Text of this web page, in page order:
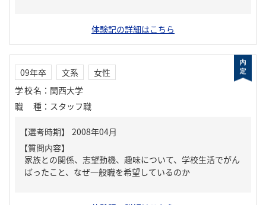
体験記の詳細はこちら
09年卒 文系
女性
学校名 ： 関西大学
職種 ： スタッフ職
【質問内容】
家族との関係、志望動機、趣味について、学校生活でがん
ばったこと、なぜ一般職を希望しているのか